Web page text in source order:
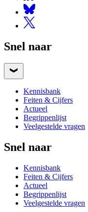
Snel naar
Kennisbank
Feiten & Cijfers
Actueel
Begrippenlijst
Veelgestelde vragen
Snel naar
Kennisbank
Feiten & Cijfers
Actueel
Begrippenlijst
Veelgestelde vragen